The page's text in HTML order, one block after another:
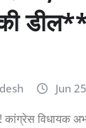
Jun
कांग्रेस विधायक